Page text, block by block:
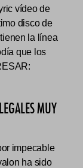
vídeo de
disco de
la línea
que los
MUY
impecable
ha sido